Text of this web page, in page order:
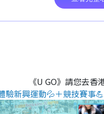
《U GO》請您去香
驗新興運動💦＋競技賽事